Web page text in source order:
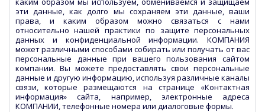
эти данные, как долго мы сохраняем эти данные, ваши
права, и каким образом можно связаться с нами
относительно нашей практики по защите персональных
данных и конфиденциальной информации. КОМПАНИЯ
может различными способами собирать или получать от вас
персональные данные при вашего пользования сайтом
компании. Вы можете предоставлять свои персональные
данные и другую информацию, используя различные каналы
связи, которые размещаются на странице «Контактная
информация» сайта, например, электронные адреса
КОМПАНИИ, телефонные номера или диалоговые формы.